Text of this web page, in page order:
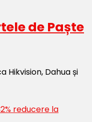
de Paște
Hikvision, Dahua și